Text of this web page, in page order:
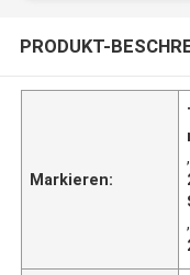
PRODUKT-
Markieren:
,
,